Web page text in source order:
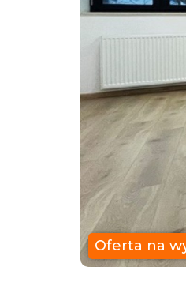
Oferta na